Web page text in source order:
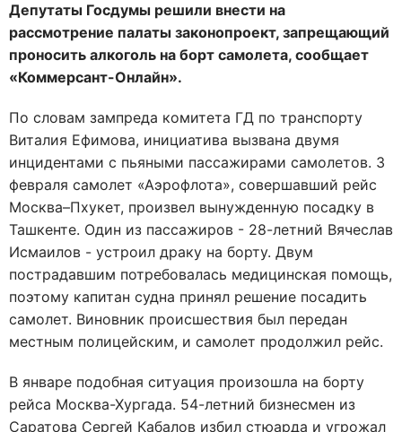
Депутаты Госдумы решили внести на
рассмотрение палаты законопроект, запрещающий
проносить алкоголь на борт самолета, сообщает
«Коммерсант-Онлайн».
По словам зампреда комитета ГД по транспорту
Виталия Ефимова, инициатива вызвана двумя
инцидентами с пьяными пассажирами самолетов. 3
февраля самолет «Аэрофлота», совершавший рейс
Москва–Пхукет, произвел вынужденную посадку в
Ташкенте. Один из пассажиров - 28-летний Вячеслав
Исмаилов - устроил драку на борту. Двум
пострадавшим потребовалась медицинская помощь,
поэтому капитан судна принял решение посадить
самолет. Виновник происшествия был передан
местным полицейским, и самолет продолжил рейс.
В январе подобная ситуация произошла на борту
рейса Москва-Хургада. 54-летний бизнесмен из
Саратова Сергей Кабалов избил стюарда и угрожал